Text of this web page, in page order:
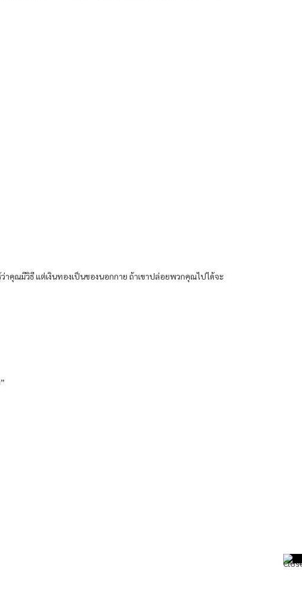
คุณมีวิธี แต่เงินทองเป็นของนอกกาย ถ้าเขาปล่อยพวกคุณไปได้จะ